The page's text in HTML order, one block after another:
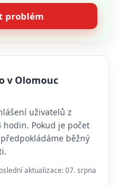
problém
v Olomouc
uživatelů z
hodin. Pokud je počet
běžný
aktualizace: 07. srpna